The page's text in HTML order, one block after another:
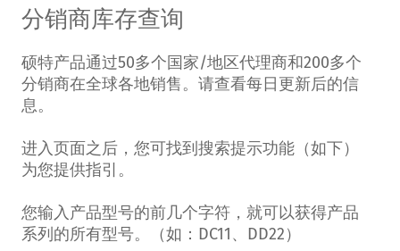
分销商库存查询
硕特产品通过50多个国家/地区代理商和200多个
分销商在全球各地销售。请查看每日更新后的信
息。
进入页面之后，您可找到搜索提示功能（如下）
为您提供指引。
您输入产品型号的前几个字符，就可以获得产品
系列的所有型号。（如：DC11、DD22）